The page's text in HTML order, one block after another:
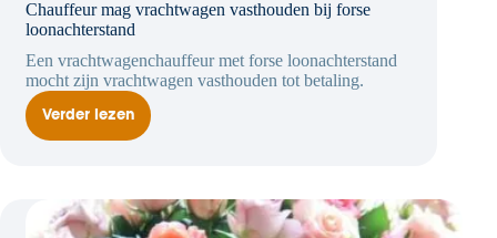
Chauffeur mag vrachtwagen vasthouden bij forse
loonachterstand
Een vrachtwagenchauffeur met forse loonachterstand
mocht zijn vrachtwagen vasthouden tot betaling.
Verder lezen
Chauffeur
loonachterstand